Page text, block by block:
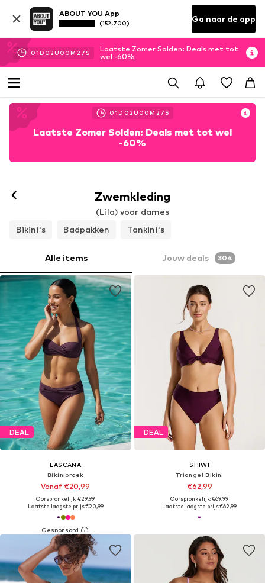
ABOUT YOU App
(152.700) Ga naar de app
01D 02U 00M 23 S
Laatste Zomer Solden: Deals met tot
wel -60%
01D 02U 00M 23 S
Laatste Zomer Solden: Deals met tot wel
-60%
Zwemkleding
(Lila) voor dames
Bikini's
Badpakken Tankini's
Alle items Jouw deals 304
DEAL
LASCANA
Bikinibroek
Vanaf €20,99
Oorspronkelijk: €29,99
Laatste laagste prijs:€20,99
DEAL
SHIWI
Triangel Bikini
€62,99
Oorspronkelijk: €69,99
Laatste laagste prijs:€62,99